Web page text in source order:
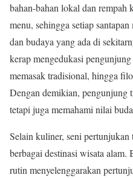
bahan-bahan lokal dan rempah
menu, sehingga setiap
dan budaya yang ada di
kerap mengedukasi
memasak tradisional, hingga
Dengan demikian, pengunjung
tetapi juga memahami nilai
Selain kuliner, seni
berbagai destinasi wisata
rutin menyelenggarakan